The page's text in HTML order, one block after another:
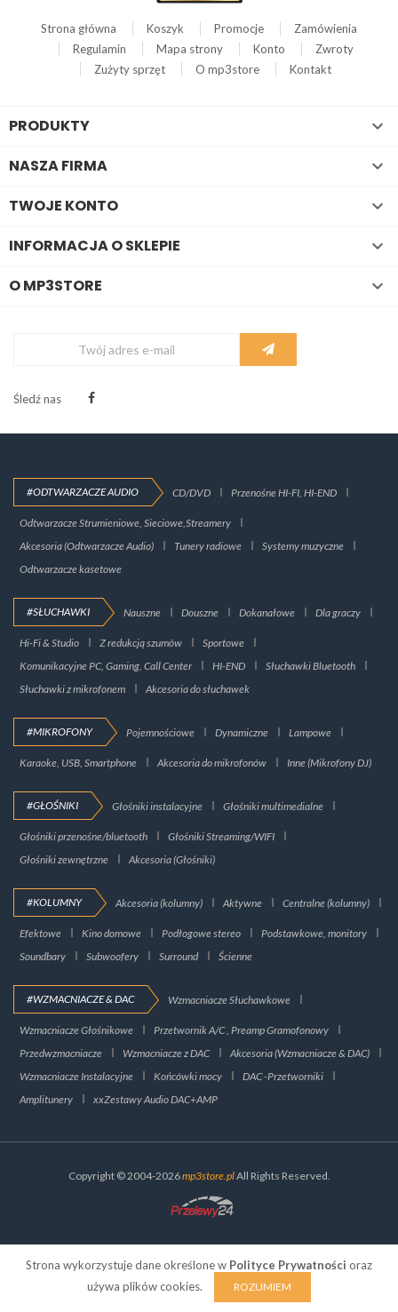
Strona główna Koszyk Promocje
Zamówienia
Regulamin
Mapa strony Konto
Zwroty
Zużyty sprzęt
O mp3store Kontakt
PRODUKTY 
NASZA FIRMA 
TWOJE KONTO 
INFORMACJA O SKLEPIE 
O MP3STORE 
Śledź nas
#ODTWARZACZE AUDIO CD/DVD Przenośne HI-FI, HI-END
Odtwarzacze Strumieniowe, Sieciowe,Streamery
Akcesoria (Odtwarzacze Audio)
Tunery radiowe
Systemy muzyczne
Odtwarzacze kasetowe
#SŁUCHAWKI Nauszne Douszne Dokanałowe Dla graczy
Hi-Fi & Studio Z redukcją szumów
Sportowe
Komunikacyjne PC, Gaming, Call Center
HI-END
Słuchawki Bluetooth
Słuchawki z mikrofonem
Akcesoria do słuchawek
#MIKROFONY Pojemnościowe Dynamiczne Lampowe
Karaoke, USB, Smartphone Akcesoria do mikrofonów Inne (Mikrofony DJ)
#GŁOŚNIKI Głośniki instalacyjne Głośniki multimedialne
Głośniki przenośne/bluetooth
Głośniki Streaming/WIFI
Głośniki zewnętrzne
Akcesoria (Głośniki)
#KOLUMNY Akcesoria (kolumny) Aktywne Centralne (kolumny)
Efektowe Kino domowe Podłogowe stereo
Podstawkowe, monitory
Soundbary
Subwoofery Surround Ścienne
#WZMACNIACZE & DAC Wzmacniacze Słuchawkowe
Wzmacniacze Głośnikowe
Przetwornik A/C , Preamp Gramofonowy
Przedwzmacniacze
Wzmacniacze z DAC
Akcesoria (Wzmacniacze & DAC)
Wzmacniacze Instalacyjne
Końcówki mocy
DAC -Przetworniki
Amplitunery
xxZestawy Audio DAC+AMP
Copyright © 2004-2026mp3store.plAll Rights Reserved.
Strona wykorzystuje dane określone w Polityce Prywatności oraz
używa plików cookies.
ROZUMIEM